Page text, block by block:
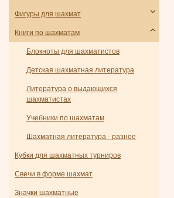
Фигуры для шахмат
Книги по шахматам
Блокноты для шахматистов
Детская шахматная литература
Литература о выдающихся
шахматистах
Учебники по шахматам
Шахматная литература - разное
Кубки для шахматных турниров
Свечи в форме шахмат
Значки шахматные